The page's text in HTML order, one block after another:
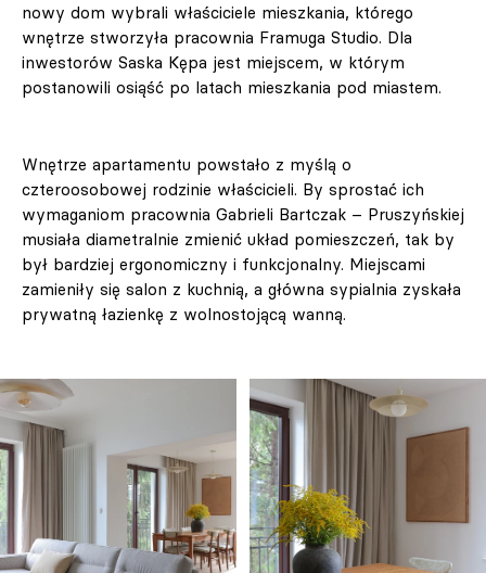
nowy dom wybrali właściciele mieszkania, którego
wnętrze stworzyła pracownia Framuga Studio. Dla
inwestorów Saska Kępa jest miejscem, w którym
postanowili osiąść po latach mieszkania pod miastem.
Wnętrze apartamentu powstało z myślą o
czteroosobowej rodzinie właścicieli. By sprostać ich
wymaganiom pracownia Gabrieli Bartczak – Pruszyńskiej
musiała diametralnie zmienić układ pomieszczeń, tak by
był bardziej ergonomiczny i funkcjonalny. Miejscami
zamieniły się salon z kuchnią, a główna sypialnia zyskała
prywatną łazienkę z wolnostojącą wanną.